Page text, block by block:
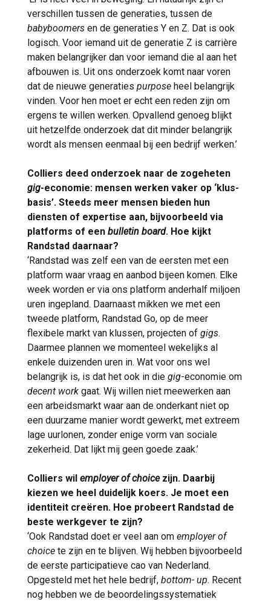
verschillen tussen de generaties, tussen de
babyboomers en de generaties Y en Z. Dat is ook
logisch. Voor iemand uit de generatie Z is carrière
maken belangrijker dan voor iemand die al aan het
afbouwen is. Uit ons onderzoek komt naar voren
dat de nieuwe generaties purpose heel belangrijk
vinden. Voor hen moet er echt een reden zijn om
ergens te willen werken. Opvallend genoeg blijkt
uit hetzelfde onderzoek dat dit minder belangrijk
wordt als mensen eenmaal bij een bedrijf werken.’
Colliers deed onderzoek naar de zogeheten
gig-economie: mensen werken vaker op ‘klus-
basis’. Steeds meer mensen bieden hun
diensten of expertise aan, bijvoorbeeld via
platforms of een bulletin board. Hoe kijkt
Randstad daarnaar?
‘Randstad was zelf een van de eersten met een
platform waar vraag en aanbod bijeen komen. Elke
week worden er via ons platform anderhalf miljoen
uren ingepland. Daarnaast mikken we met een
tweede platform, Randstad Go, op de meer
flexibele markt van klussen, projecten of gigs.
Daarmee plannen we momenteel wekelijks al
enkele duizenden uren in. Wat voor ons wel
belangrijk is, is dat het ook in die gig-economie om
decent work gaat. Wij willen niet meewerken aan
een arbeidsmarkt waar aan de onderkant niet op
een duurzame manier wordt gewerkt, met extreem
lage uurlonen, zonder enige vorm van sociale
zekerheid. Dat lijkt mij geen goede zaak.’
Colliers wil employer of choice zijn. Daarbij
kiezen we heel duidelijk koers. Je moet een
identiteit creëren. Hoe probeert Randstad de
beste werkgever te zijn?
‘Ook Randstad doet er veel aan om employer of
choice te zijn en te blijven. Wij hebben bijvoorbeeld
de eerste participatieve cao van Nederland.
Opgesteld met het hele bedrijf, bottom- up. Recent
nog hebben we de beoordelingssystematiek